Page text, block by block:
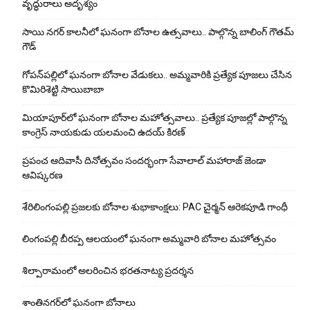
వృద్ధురాలు అదృశ్యం
సాయి నగర్ కాలనీలో ఘనంగా బోనాల ఉత్సవాలు.. పాల్గొన్న బాలింగ్ గౌతమ్
గౌడ్
గోపన్‌పల్లిలో ఘనంగా బోనాల వేడుకలు.. అమ్మవారికి ప్రత్యేక పూజలు చేసిన
కొమిరిశెట్టి సాయిబాబా
మియాపూర్‌లో ఘనంగా బోనాల మహోత్సవాలు.. ప్రత్యేక పూజల్లో పాల్గొన్న
కాంగ్రెస్ నాయకుడు యలమంచి ఉదయ్ కిరణ్
ప్రపంచ ఆదివాసీ దినోత్సవం సందర్భంగా సేవాలాల్ మహారాజ్ జెండా
ఆవిష్కరణ
శేరిలింగంపల్లి ప్రజలకు బోనాల శుభాకాంక్షలు: PAC చైర్మన్ ఆరెకపూడి గాంధీ
లింగంపల్లి బీరప్ప ఆలయంలో ఘనంగా అమ్మవారి బోనాల మహోత్సవం
శిల్పారామంలో అలరించిన భరతనాట్య ప్రదర్శన
శాంతిన‌గ‌ర్‌లో ఘ‌నంగా బోనాలు